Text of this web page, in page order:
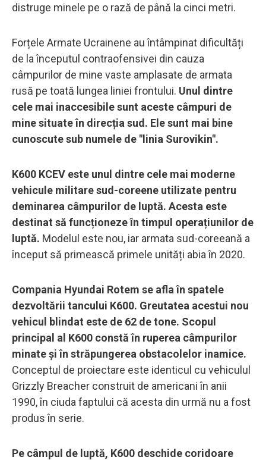
distruge minele pe o rază de până la cinci metri.
Forțele Armate Ucrainene au întâmpinat dificultăți
de la începutul contraofensivei din cauza
câmpurilor de mine vaste amplasate de armata
rusă pe toată lungea liniei frontului. Unul dintre
cele mai inaccesibile sunt aceste câmpuri de
mine situate în direcția sud. Ele sunt mai bine
cunoscute sub numele de "linia Surovikin".
K600 KCEV este unul dintre cele mai moderne
vehicule militare sud-coreene utilizate pentru
deminarea câmpurilor de luptă. Acesta este
destinat să funcționeze în timpul operațiunilor de
luptă. Modelul este nou, iar armata sud-coreeană a
început să primească primele unități abia în 2020.
Compania Hyundai Rotem se afla în spatele
dezvoltării tancului K600. Greutatea acestui nou
vehicul blindat este de 62 de tone. Scopul
principal al K600 constă în ruperea câmpurilor
minate și în străpungerea obstacolelor inamice.
Conceptul de proiectare este identicul cu vehiculul
Grizzly Breacher construit de americani în anii
1990, în ciuda faptului că acesta din urmă nu a fost
produs în serie.
Pe câmpul de luptă, K600 deschide coridoare